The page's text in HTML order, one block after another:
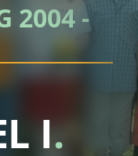
2004 -
I.